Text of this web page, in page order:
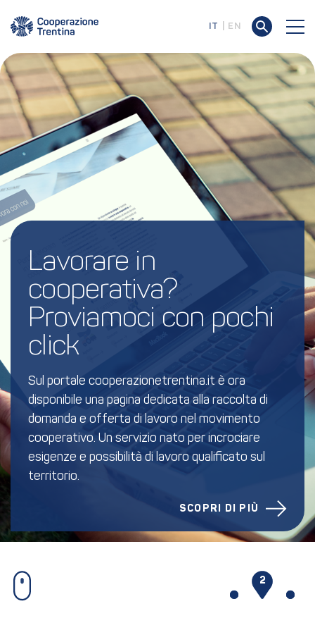
IT EN
Lavorare in
cooperativa?
Proviamoci con pochi
click
Sul portale cooperazionetrentina.it è ora
disponibile una pagina dedicata alla raccolta di
domanda e offerta di lavoro nel movimento
cooperativo. Un servizio nato per incrociare
esigenze e possibilità di lavoro qualificato sul
territorio.
SCOPRI DI PIÙ
2